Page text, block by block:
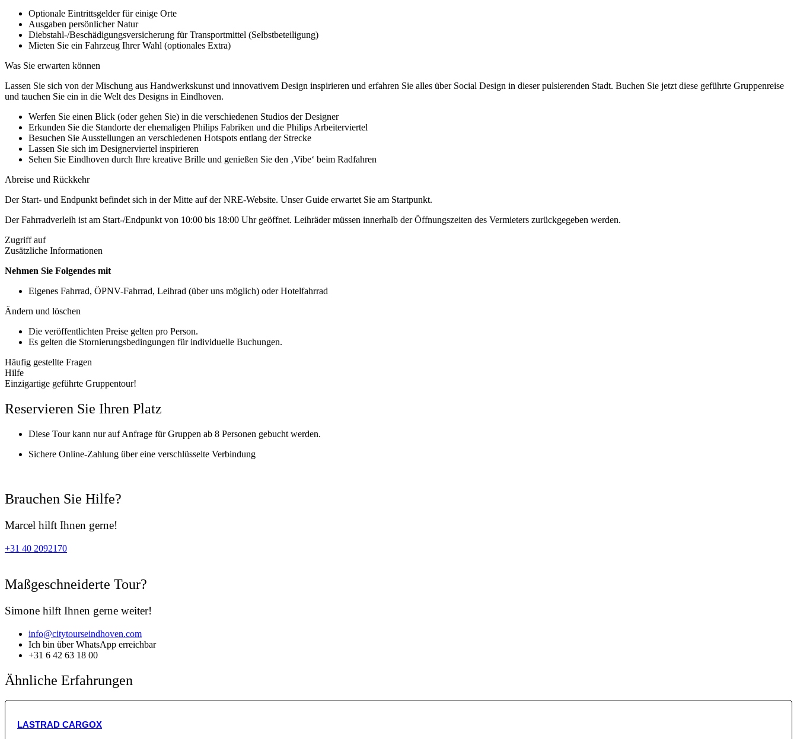
Optionale Eintrittsgelder für einige Orte
Ausgaben persönlicher Natur
Diebstahl-/Beschädigungsversicherung für Transportmittel (Selbstbeteiligung)
Mieten Sie ein Fahrzeug Ihrer Wahl (optionales Extra)
Was Sie erwarten können
Lassen Sie sich von der Mischung aus Handwerkskunst und innovativem Design inspirieren und erfahren Sie alles über Social Design in dieser pulsierenden Stadt. Buchen Sie jetzt diese geführte Gruppenreise
und tauchen Sie ein in die Welt des Designs in Eindhoven.
Werfen Sie einen Blick (oder gehen Sie) in die verschiedenen Studios der Designer
Erkunden Sie die Standorte der ehemaligen Philips Fabriken und die Philips Arbeiterviertel
Besuchen Sie Ausstellungen an verschiedenen Hotspots entlang der Strecke
Lassen Sie sich im Designerviertel inspirieren
Sehen Sie Eindhoven durch Ihre kreative Brille und genießen Sie den ‚Vibe‘ beim Radfahren
Abreise und Rückkehr
Der Start- und Endpunkt befindet sich in der Mitte auf der NRE-Website. Unser Guide erwartet Sie am Startpunkt.
Der Fahrradverleih ist am Start-/Endpunkt von 10:00 bis 18:00 Uhr geöffnet. Leihräder müssen innerhalb der Öffnungszeiten des Vermieters zurückgegeben werden.
Zugriff auf
Zusätzliche Informationen
Nehmen Sie Folgendes mit
Eigenes Fahrrad, ÖPNV-Fahrrad, Leihrad (über uns möglich) oder Hotelfahrrad
Ändern und löschen
Die veröffentlichten Preise gelten pro Person.
Es gelten die Stornierungsbedingungen für individuelle Buchungen.
Häufig gestellte Fragen
Hilfe
Einzigartige geführte Gruppentour!
Reservieren Sie Ihren Platz
Diese Tour kann nur auf Anfrage für Gruppen ab 8 Personen gebucht werden.
Sichere Online-Zahlung über eine verschlüsselte Verbindung
Brauchen Sie Hilfe?
Marcel hilft Ihnen gerne!
+31 40 2092170
Maßgeschneiderte Tour?
Simone hilft Ihnen gerne weiter!
info@citytourseindhoven.com
Ich bin über WhatsApp erreichbar
+31 6 42 63 18 00
Ähnliche Erfahrungen
LASTRAD CARGOX